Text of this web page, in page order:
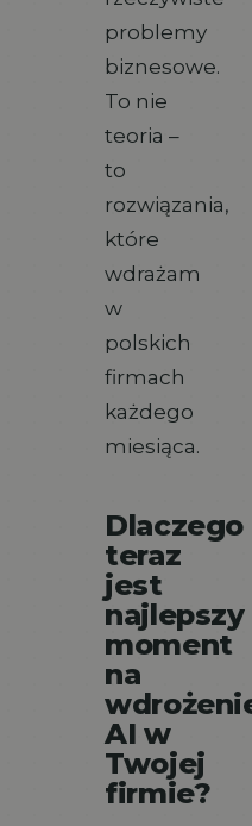
problemy
biznesowe.
To nie
teoria –
to
rozwiązania,
które
wdrażam
w
polskich
firmach
każdego
miesiąca.
Dlaczego
teraz
jest
najlepszy
moment
na
AI w
Twojej
firmie?